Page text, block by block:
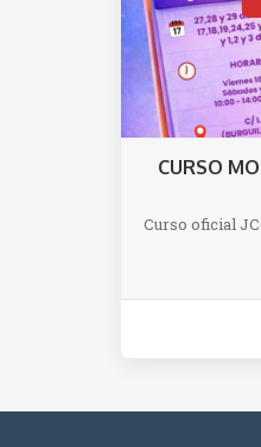
CURSO
Curso oficial